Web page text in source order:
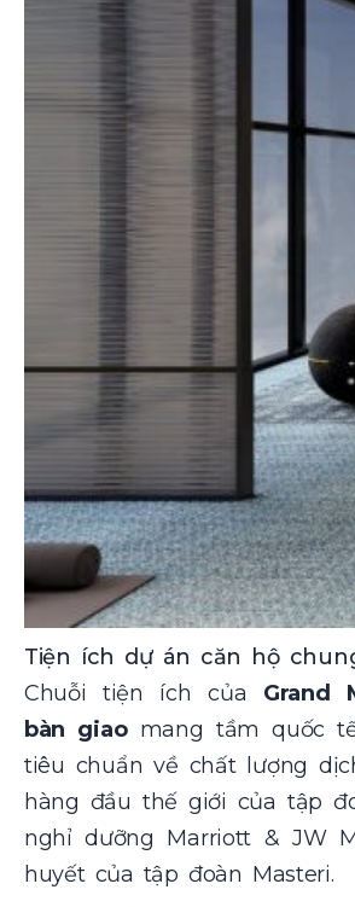
Tiện ích dự án căn hộ
Chuỗi tiện ích của
Grand
bàn giaomang tầm quốc
tiêu chuẩn về chất lượng
hàng đầu thế giới của tập
nghỉ dưỡng Marriott & JW
huyết của tập đoàn Masteri.